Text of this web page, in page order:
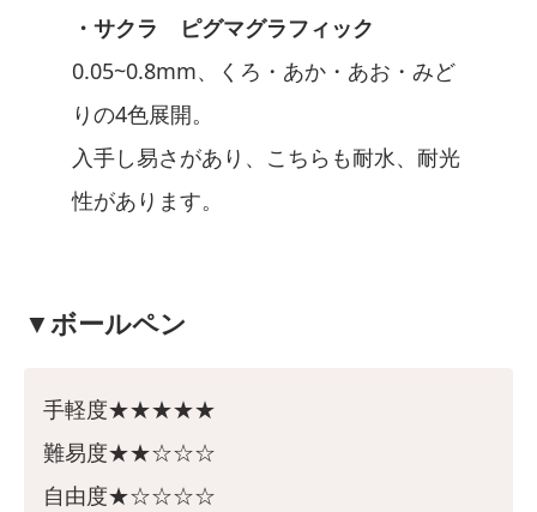
・サクラ ピグマグラフィック
0.05~0.8mm、くろ・あか・あお・みど
りの4色展開。
入手し易さがあり、こちらも耐水、耐光
性があります。
▼ボールペン
手軽度★★★★★
難易度★★☆☆☆
自由度★☆☆☆☆